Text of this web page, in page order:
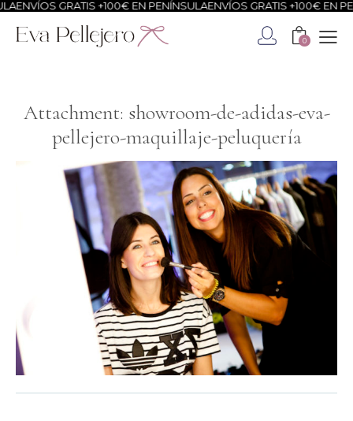
ENVÍOS GRATIS +100€ EN PENÍNSULAENVÍOS GRATIS +100€ EN
0
Attachment: showroom-de-adidas-eva-
pellejero-maquillaje-peluquería